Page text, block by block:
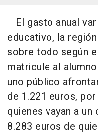
El gasto anual
educativo, la
sobre todo según
matricule al
uno público
de 1.221 euros,
quienes vayan a
8.283 euros de